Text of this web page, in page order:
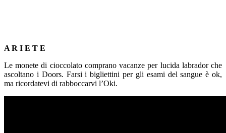
A R I E T E
Le monete di cioccolato comprano vacanze per lucida labrador che
ascoltano i Doors. Farsi i bigliettini per gli esami del sangue è ok,
ma ricordatevi di rabboccarvi l’Oki.